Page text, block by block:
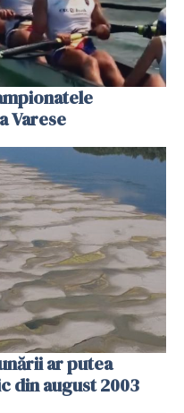
Varese
ar putea
din august 2003